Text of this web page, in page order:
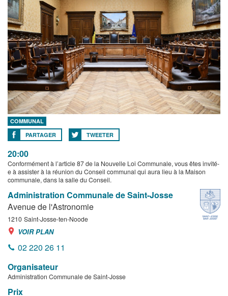
COMMUNAL
PARTAGER
TWEETER
20:00
Conformément à l’article 87 de la Nouvelle Loi Communale, vous êtes invité-
e à assister à la réunion du Conseil communal qui aura lieu à la Maison
communale, dans la salle du Conseil.
Administration Communale de Saint-Josse
Avenue de l'Astronomie
1210 Saint-Josse-ten-Noode
VOIR PLAN
02 220 26 11
Organisateur
Administration Communale de Saint-Josse
Prix